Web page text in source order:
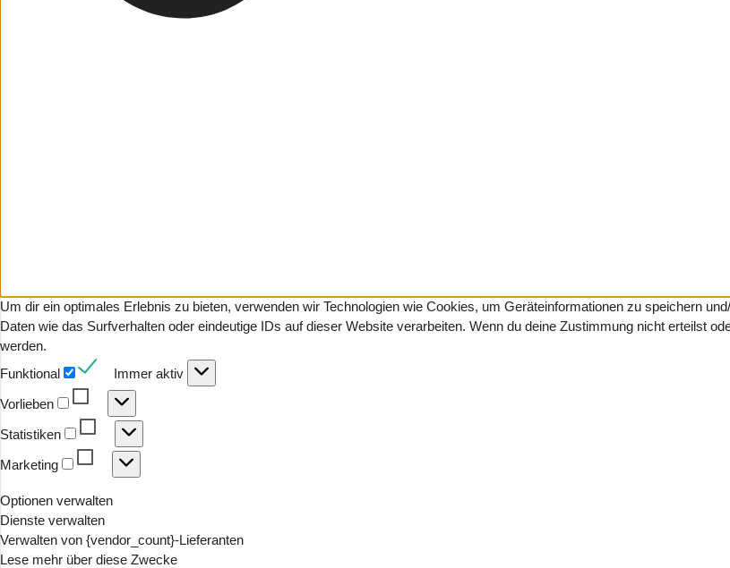
Um dir ein optimales Erlebnis zu bieten, verwenden wir Technologien wie Cookies, um Geräteinformationen zu speichern
Daten wie das Surfverhalten oder eindeutige IDs auf dieser Website verarbeiten. Wenn du deine Zustimmung nicht erteilst
werden.
Funktional
Funktional
Immer aktiv
Vorlieben
Vorlieben
Statistiken Statistiken
Marketing Marketing
Optionen verwalten
Dienste verwalten
Verwalten von {vendor_count}-Lieferanten
Lese mehr über diese Zwecke